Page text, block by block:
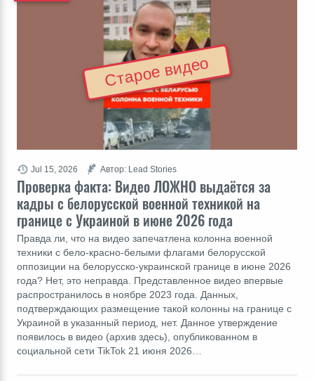
Проверка факта: Видео ЛОЖНО выдаётся за
кадры с белорусской военной техникой на
границе с Украиной в июне 2026 года
Правда ли, что на видео запечатлена колонна военной
техники с бело-красно-белыми флагами белорусской
оппозиции на белорусско-украинской границе в июне 2026
года? Нет, это неправда. Представленное видео впервые
распространилось в ноябре 2023 года. Данных,
подтверждающих размещение такой колонны на границе с
Украиной в указанный период, нет. Данное утверждение
появилось в видео (архив здесь), опубликованном в
социальной сети TikTok 21 июня 2026…
Jul 15, 2026 Автор: Lead Stories
Старое видео